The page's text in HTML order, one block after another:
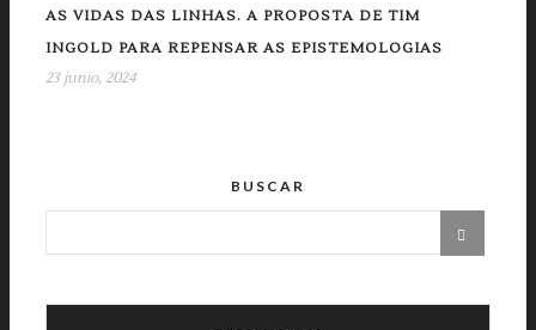
AS VIDAS DAS LINHAS. A PROPOSTA DE TIM
INGOLD PARA REPENSAR AS EPISTEMOLOGIAS
23 junio, 2024
BUSCAR